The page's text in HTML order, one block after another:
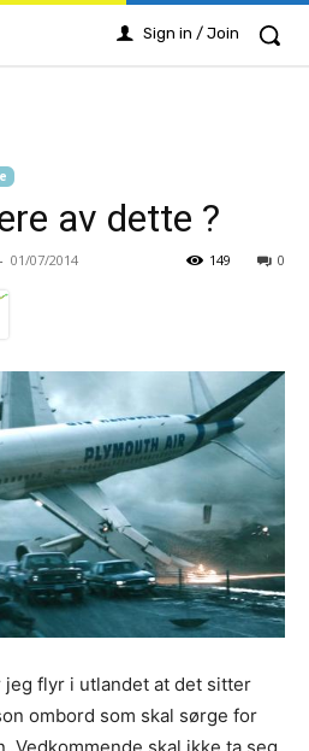
Sign in / Join
av dette ?
- 01/07/2014 0
149
flyr i utlandet at det sitter
ombord som skal sørge for